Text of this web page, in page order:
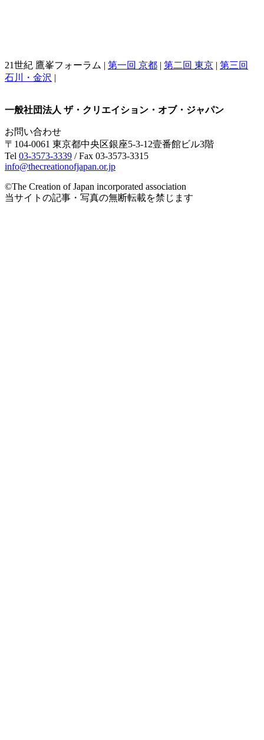
21世紀 鷹峯フォーラム | 第一回 京都 | 第二回 東京 | 第三回
石川・金沢 |
一般社団法人 ザ・クリエイション・オブ・ジャパン
お問い合わせ
〒104-0061 東京都中央区銀座5-3-12壹番館ビル3階
Tel 03-3573-3339 / Fax 03-3573-3315
info@thecreationofjapan.or.jp
©The Creation of Japan incorporated association
当サイトの記事・写真の無断転載を禁じます